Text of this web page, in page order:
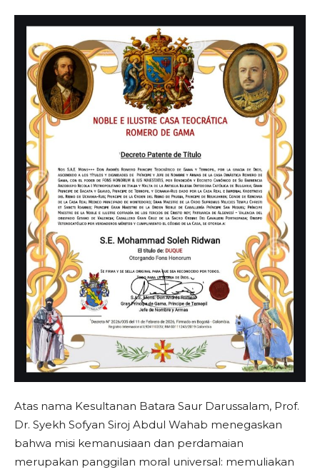
Atas nama Kesultanan Batara Saur Darussalam, Prof.
Dr. Syekh Sofyan Siroj Abdul Wahab menegaskan
bahwa misi kemanusiaan dan perdamaian
merupakan panggilan moral universal: memuliakan